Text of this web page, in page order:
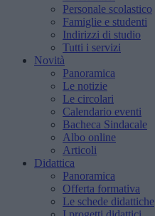
Personale scolastico
Famiglie e studenti
Indirizzi di studio
Tutti i servizi
Novità
Panoramica
Le notizie
Le circolari
Calendario eventi
Bacheca Sindacale
Albo online
Articoli
Didattica
Panoramica
Offerta formativa
Le schede didattiche